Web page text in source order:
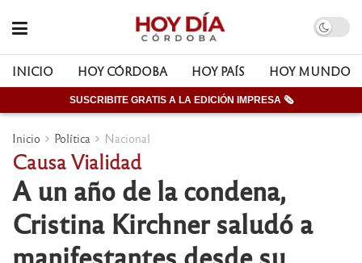
INICIO HOY CÓRDOBA HOY PAÍS HOY MUNDO
SUSCRIBITE GRATIS A LA EDICIÓN IMPRESA 🗞
Inicio Política Nacional
Causa Vialidad
A un año de la condena,
Cristina Kirchner saludó a
manifestantes desde su